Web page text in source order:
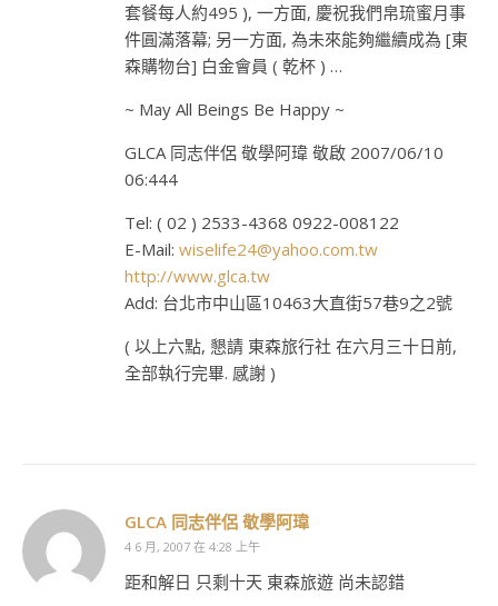
套餐每人約495 ), 一方面, 慶祝我們帛琉蜜月事
件圓滿落幕; 另一方面, 為未來能夠繼續成為 [東
森購物台] 白金會員 ( 乾杯 ) …
~ May All Beings Be Happy ~
GLCA 同志伴侶 敬學阿瑋 敬啟 2007/06/10
06:444
Tel: ( 02 ) 2533-4368 0922-008122
E-Mail: wiselife24@yahoo.com.tw
http://www.glca.tw
Add: 台北市中山區10463大直街57巷9之2號
( 以上六點, 懇請 東森旅行社 在六月三十日前,
全部執行完畢. 感謝 )
GLCA 同志伴侶 敬學阿瑋
4 6 月, 2007 在 4:28 上午
距和解日 只剩十天 東森旅遊 尚未認錯